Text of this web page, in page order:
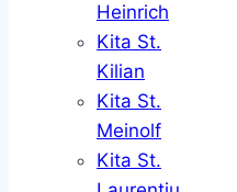
Heinrich
Kita St.
Kilian
Kita St.
Meinolf
Kita St.